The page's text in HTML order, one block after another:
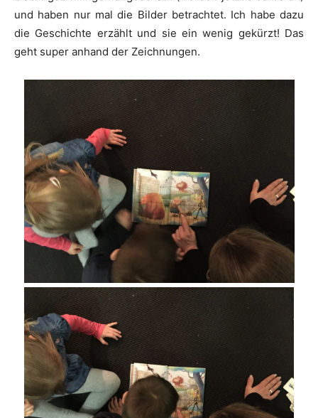
und haben nur mal die Bilder betrachtet. Ich habe dazu
die Geschichte erzählt und sie ein wenig gekürzt! Das
geht super anhand der Zeichnungen.